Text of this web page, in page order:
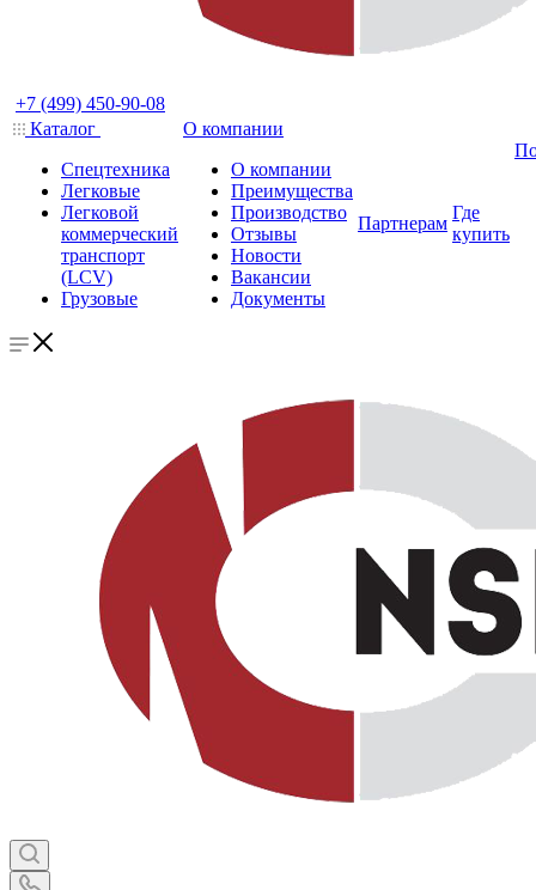
+7 (499) 450-90-08
Каталог
Спецтехника
Легковые
Легковой
коммерческий
транспорт
(LCV)
Грузовые
О компании
О компании
Преимущества
Производство
Отзывы
Новости
Вакансии
Документы
Партнерам
Где
купить